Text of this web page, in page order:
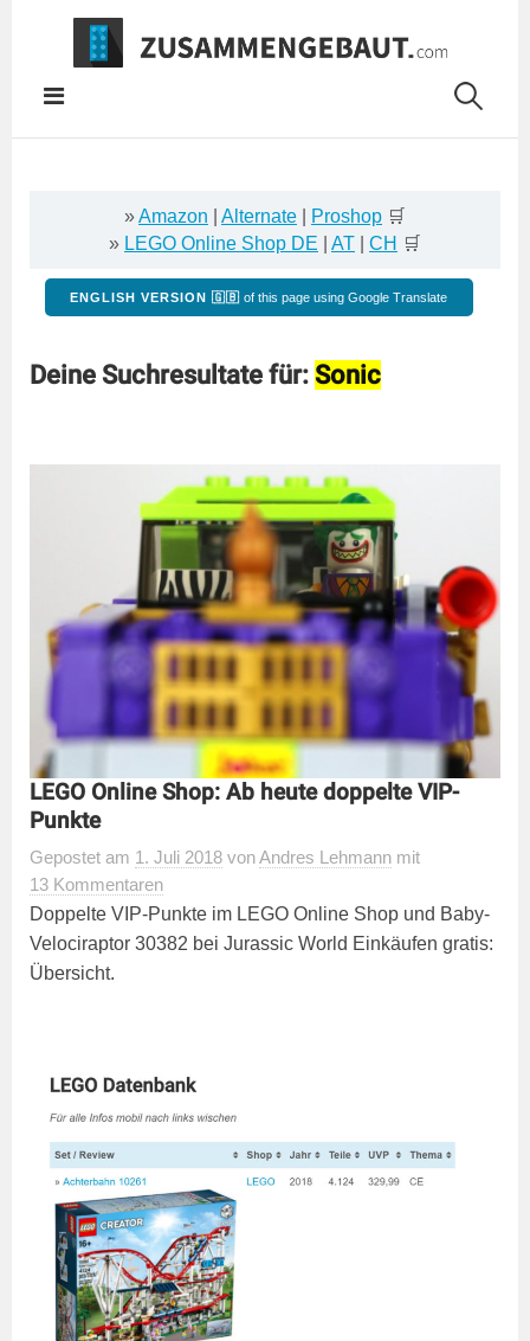
Springe
Inhalt
»Amazon Alternate Proshop 🛒
» LEGO Online Shop DE AT CH 🛒
ENGLISH VERSION 🇬🇧 of this page using Google Translate
Deine Suchresultate für: Sonic
LEGO Online Shop: Ab heute doppelte VIP-
Punkte
Gepostet am 1. Juli 2018 vonAndres Lehmann mit
13 Kommentaren
Doppelte VIP-Punkte im LEGO Online Shop und Baby-
Velociraptor 30382 bei Jurassic World Einkäufen gratis:
Übersicht.